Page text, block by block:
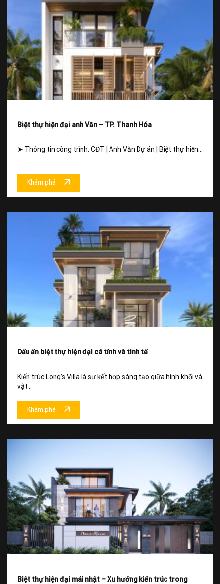
Biệt thự hiện đại anh Văn – TP. Thanh Hóa
➤ Thông tin công trình: CĐT | Anh Văn Dự án | Biệt thự hiện...
Khám phá
Dấu ấn biệt thự hiện đại cá tính và tinh tế
Kiến trúc Long’s Villa là sự kết hợp sáng tạo giữa hình khối và
vật...
Khám phá
Biệt thự hiện đại mái nhật – Xu hướng kiến trúc trong